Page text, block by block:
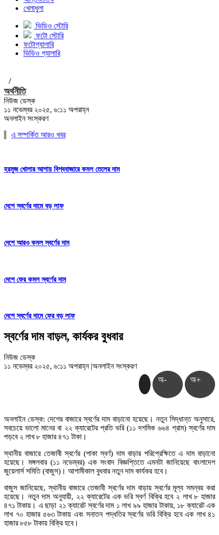
খেলাধুলা
ভিডিও স্টোরি
ফটো স্টোরি
ফটোগ্যালারি
ভিডিও গ্যালারি
/
অর্থনীতি
নিউজ ডেস্ক
১১ নভেম্বর ২০২৫, ৬:১১ অপরাহ্ন
অনলাইন সংস্করণ
এ সম্পর্কিত আরও খবর
হরমুজ খোলার আশায় বিশ্ববাজারে কমল তেলের দাম
দেশে স্বর্ণের দামে বড় লাফ
দেশে আরও কমল স্বর্ণের দাম
দেশে ফের কমল স্বর্ণের দাম
দেশে স্বর্ণের দামে ফের বড় লাফ
স্বর্ণের দাম বাড়ল, কার্যকর বুধবার
নিউজ ডেস্ক
১১ নভেম্বর ২০২৫, ৬:১১ অপরাহ্ন |অনলাইন সংস্করণ
অ- অ+
অনলাইন ডেস্ক: দেশের বাজারে স্বর্ণের দাম বাড়ানো হয়েছে। নতুন সিদ্ধান্ত অনুসারে,
সবচেয়ে ভালো মানের বা ২২ ক্যারেটের প্রতি ভরি (১১ দশমিক ৬৬৪ গ্রাম) স্বর্ণের দাম
পড়বে ২ লাখ ৮ হাজার ৪৭১ টাকা।
স্থানীয় বাজারে তেজাবী স্বর্ণের (পাকা স্বর্ণ) দাম বাড়ার পরিপ্রেক্ষিতে এ দাম বাড়ানো
হয়েছে। মঙ্গলবার (১১ নভেম্বর) এক সংবাদ বিজ্ঞপ্তিতে এমনটা জানিয়েছে বাংলাদেশ
জুয়েলার্স সমিতি (বাজুস)। আগামীকাল বুধবার নতুন দাম কার্যকর হবে।
বাজুস জানিয়েছে, স্থানীয় বাজারে তেজাবী স্বর্ণের দাম বাড়ায় স্বর্ণের মূল্য সমন্বয় করা
হয়েছে। নতুন দাম অনুযায়ী, ২২ ক্যারেটের এক ভরি স্বর্ণ বিক্রি হবে ২ লাখ ৮ হাজার
৪৭১ টাকায়। এ ছাড়া ২১ ক্যারেট স্বর্ণের দাম ১ লাখ ৯৯ হাজার টাকায়, ১৮ ক্যারেট এক
লাখ ৭০ হাজার ৫৬৩ টাকায় এবং সনাতন পদ্ধতির স্বর্ণের ভরি বিক্রি হবে এক লাখ ৪১
হাজার ৮৫৮ টাকায় বিক্রি হবে।